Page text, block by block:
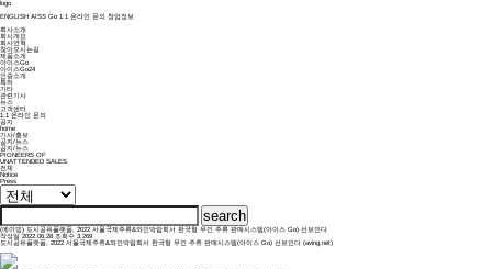
logo
ENGLISH AISS Go 1:1 온라인 문의 창업정보
회사소개
회사개요
회사연혁
찾아오시는길
제품소개
아이스Go
아이스Go24
인증소개
특허
기타
관련기사
뉴스
고객센터
1:1 온라인 문의
공지
home
기사/홍보
공지/뉴스
공지/뉴스
PIONEERS OF
UNATTENDED SALES
전체
Notice
Press
search
(에이빙) 도시공유플랫폼, 2022 서울국제주류&와인박람회서 한국형 무인 주류 판매시스템(아이스 Go) 선보인다
작성일 2022.06.28 조회수 3,269
도시공유플랫폼, 2022 서울국제주류&와인박람회서 한국형 무인 주류 판매시스템(아이스 Go) 선보인다 (aving.net)